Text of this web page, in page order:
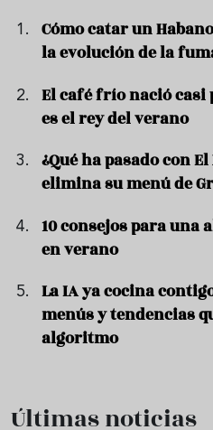
Cómo catar un
la evolución de la
El café frío nació casi
es el rey del verano
¿Qué ha pasado con
elimina su menú de
10 consejos para
en verano
La IA ya cocina
menús y tendencias
algoritmo
Últimas noticias